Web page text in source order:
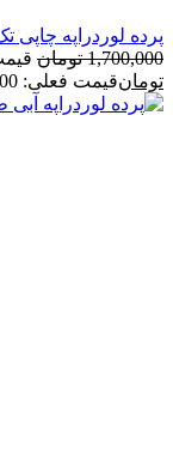
لوردراپه چاپی
تومان قیمت اصلی:
قیمت فعلی: 1,498,000 تومان.